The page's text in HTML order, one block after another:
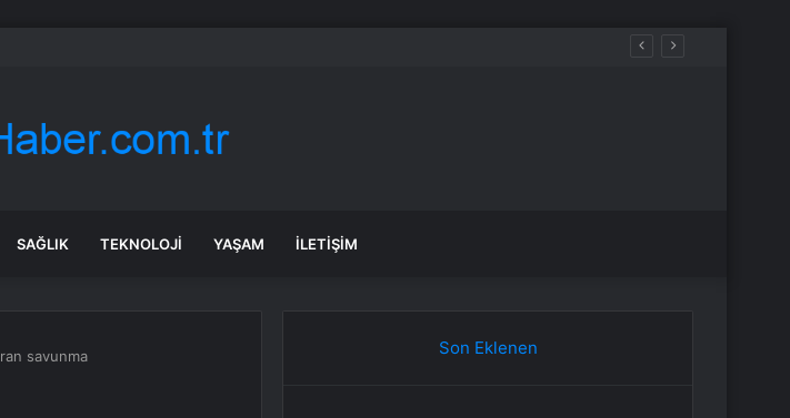
ve Ankara il başkanlıkları bahis sitelerine yönlendirildi
SAĞLIK TEKNOLOJI YAŞAM İLETIŞIM
savunma Son Eklenen